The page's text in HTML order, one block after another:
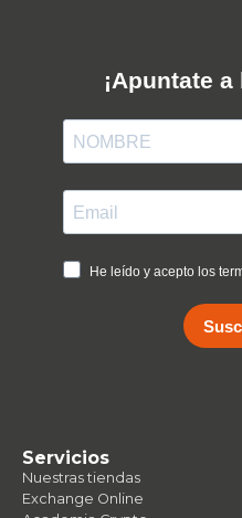
¡Apuntate
He leído y acepto los
Servicios
Nuestras tiendas
Exchange Online